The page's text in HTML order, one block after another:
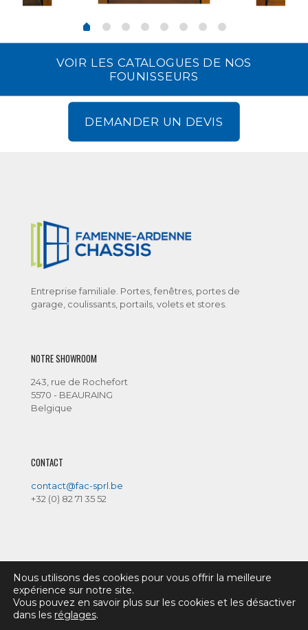
VOIR LES CATALOGUES DE NOS
FOUNISSEURS
DEMANDER UN DEVIS
Entreprise familiale. Portes, fenêtres, portes de
garage, coulissants, portails, volets et stores.
NOTRE SHOWROOM
243, rue de Rochefort
5570 - BEAURAING
Belgique
CONTACT
contact@fac-sprl.be
+32 (0) 82 71 35 52
©2026 Famenne-Ardenne-Châssis |Mentions légales
Nous utilisons des cookies pour vous offrir la meilleure
expérience sur notre site.
Vous pouvez en savoir plus sur les cookies et les désactiver
dans les réglages.